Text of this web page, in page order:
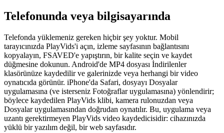
Telefonunda veya bilgisayarında
Telefonda yüklemeniz gereken hiçbir şey yoktur. Mobil
tarayıcınızda PlayVids'i açın, izleme sayfasının bağlantısını
kopyalayın, FSAVED'e yapıştırın, bir kalite seçin ve kaydet
düğmesine dokunun. Android'de MP4 dosyası İndirilenler
klasörünüze kaydedilir ve galerinizde veya herhangi bir video
oynatıcıda görünür. iPhone'da Safari, dosyayı Dosyalar
uygulamasına (ve isterseniz Fotoğraflar uygulamasına) yönlendirir;
böylece kaydedilen PlayVids klibi, kamera rulonuzdan veya
Dosyalar uygulamasından doğrudan oynatılır. Bu, uygulama veya
uzantı gerektirmeyen PlayVids video kaydedicisidir: cihazınızda
yüklü bir yazılım değil, bir web sayfasıdır.